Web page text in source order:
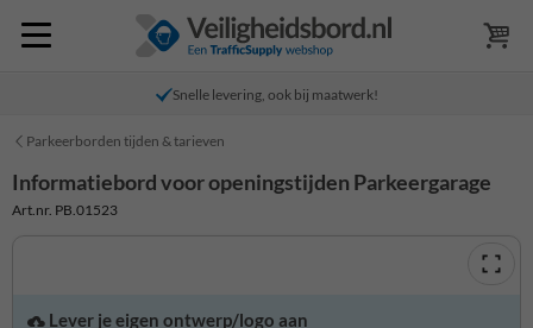
Snelle levering, ook bij maatwerk!
Parkeerborden tijden & tarieven
Informatiebord voor openingstijden Parkeergarage
Art.nr. PB.01523
Lever je eigen ontwerp/logo aan